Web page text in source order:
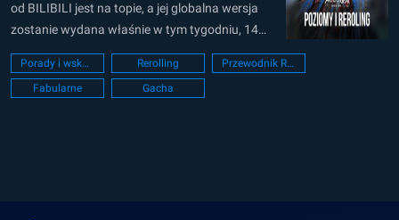
od BILIBILI jest na topie, a jej globalna wersja
zostanie wydana właśnie w tym tygodniu, 14
czerwca 2022 roku. Gracze będą mogli grać z
dziewczynami-mechami, które posiadają wiele
umiejętności i zdolności, które są hipnotyzujące
Porady i wskazówki Rerolling
Przewodnik Rerollingu
Fabularne
Gacha